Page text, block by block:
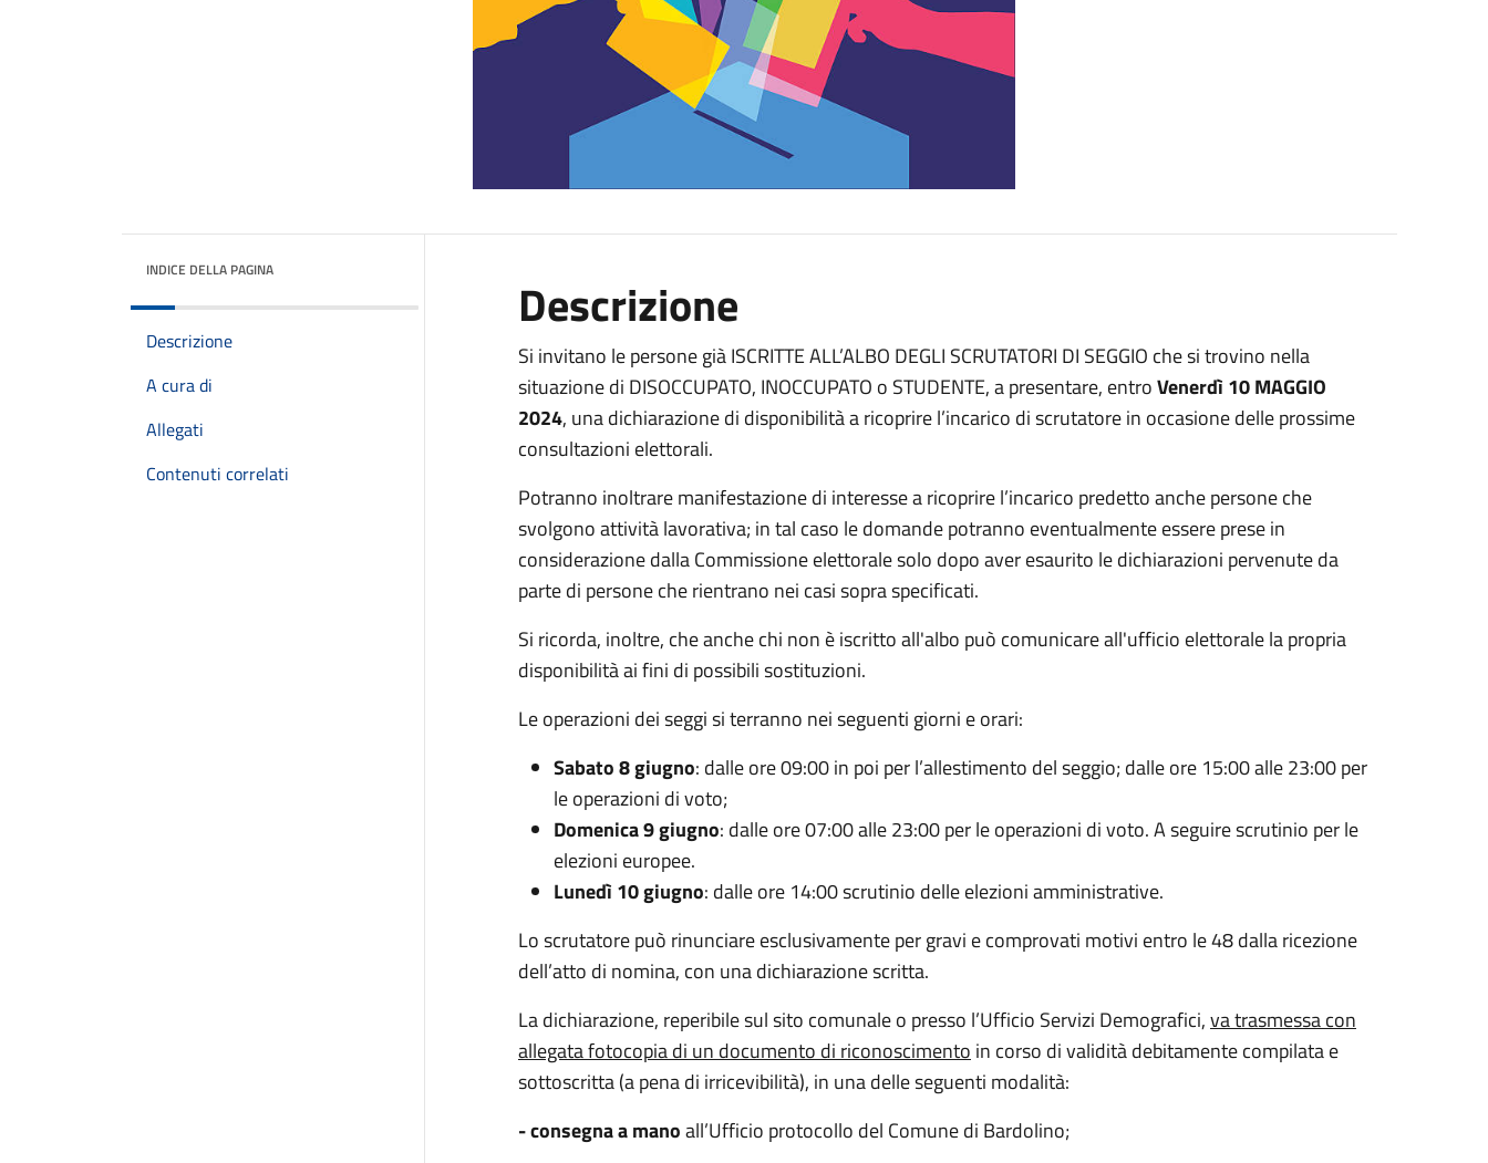
INDICE DELLA PAGINA
Descrizione
A cura di
Allegati
Contenuti correlati
Descrizione
Si invitano le persone già ISCRITTE ALL’ALBO DEGLI SCRUTATORI DI SEGGIO che si trovino nella
situazione di DISOCCUPATO, INOCCUPATO o STUDENTE, a presentare, entroVenerdì 10 MAGGIO
2024, una dichiarazione di disponibilità a ricoprire l’incarico di scrutatore in occasione delle prossime
consultazioni elettorali.
Potranno inoltrare manifestazione di interesse a ricoprire l’incarico predetto anche persone che
svolgono attività lavorativa; in tal caso le domande potranno eventualmente essere prese in
considerazione dalla Commissione elettorale solo dopo aver esaurito le dichiarazioni pervenute da
parte di persone che rientrano nei casi sopra specificati.
Si ricorda, inoltre, che anche chi non è iscritto all'albo può comunicare all'ufficio elettorale la propria
disponibilità ai fini di possibili sostituzioni.
Le operazioni dei seggi si terranno nei seguenti giorni e orari:
Sabato 8 giugno: dalle ore 09:00 in poi per l’allestimento del seggio; dalle ore 15:00 alle 23:00 per
le operazioni di voto;
Domenica 9 giugno: dalle ore 07:00 alle 23:00 per le operazioni di voto. A seguire scrutinio per le
elezioni europee.
Lunedì 10 giugno: dalle ore 14:00 scrutinio delle elezioni amministrative.
Lo scrutatore può rinunciare esclusivamente per gravi e comprovati motivi entro le 48 dalla ricezione
dell’atto di nomina, con una dichiarazione scritta.
La dichiarazione, reperibile sul sito comunale o presso l’Ufficio Servizi Demografici,va trasmessa con
allegata fotocopia di un documento di riconoscimento in corso di validità debitamente compilata e
sottoscritta (a pena di irricevibilità), in una delle seguenti modalità:
- consegna a manoall’Ufficio protocollo del Comune di Bardolino;